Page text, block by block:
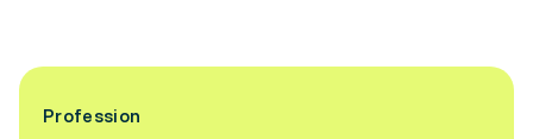
Profession